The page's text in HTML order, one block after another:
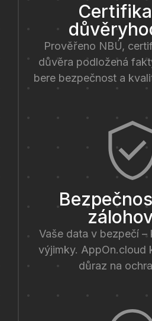
Prověřeno NBÚ,
důvěra podložená
bere bezpečnost a
Vaše data v bezpečí –
výjimky. AppOn.cloud
důraz na